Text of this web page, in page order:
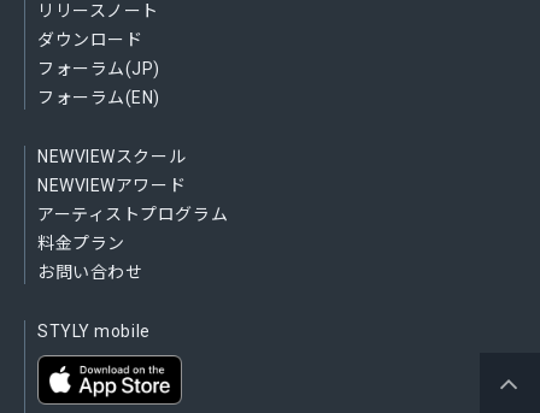
リリースノート
ダウンロード
フォーラム(JP)
フォーラム(EN)
NEWVIEWスクール
NEWVIEWアワード
アーティストプログラム
料金プラン
お問い合わせ
STYLY mobile